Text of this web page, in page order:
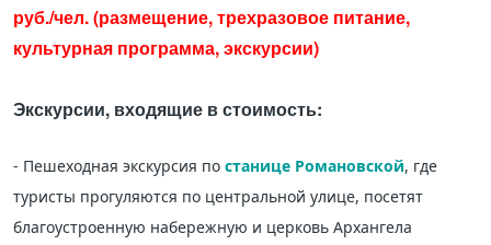
руб./чел. (размещение, трехразовое питание,
культурная программа, экскурсии)
Экскурсии, входящие в стоимость:
- Пешеходная экскурсия по станице Романовской, где
туристы прогуляются по центральной улице, посетят
благоустроенную набережную и церковь Архангела